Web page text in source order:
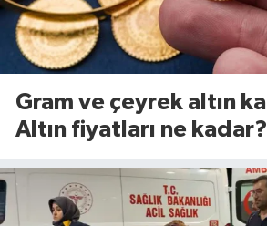
Gram ve çeyrek altın
Altın fiyatları ne